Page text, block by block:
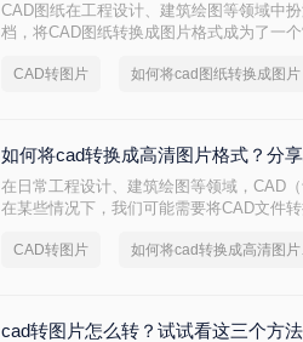
CAD图纸在工程设计、建筑绘图等领域中
档，将CAD图纸转换成图片格式成为了一
CAD转图片 如何将cad图纸转换成图片
如何将cad转换成高清图片格式？分
在日常工程设计、建筑绘图等领域，CAD
在某些情况下，我们可能需要将CAD文件
图片格式的方法。
CAD转图片 如何
cad转图片怎么转？试试看这三个方法